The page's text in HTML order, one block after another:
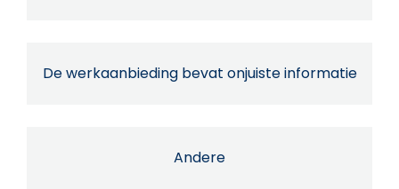
De werkaanbieding bevat onjuiste informatie
Andere